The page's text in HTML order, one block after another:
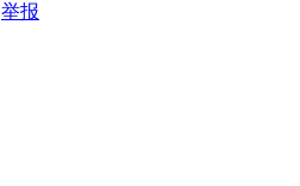
举报